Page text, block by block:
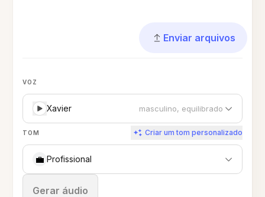
Enviar arquivos
VOZ
Xavier masculino, equilibrado
TOM Criar um tom personalizado
💼 Profissional
Gerar áudio
Parar